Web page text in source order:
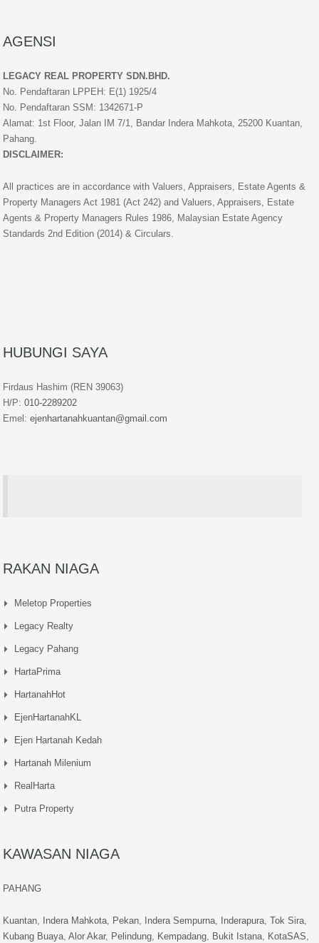
AGENSI
LEGACY REAL PROPERTY SDN.BHD.
No. Pendaftaran LPPEH: E(1) 1925/4
No. Pendaftaran SSM: 1342671-P
Alamat: 1st Floor, Jalan IM 7/1, Bandar Indera Mahkota, 25200 Kuantan,
Pahang.
DISCLAIMER:
All practices are in accordance with Valuers, Appraisers, Estate Agents &
Property Managers Act 1981 (Act 242) and Valuers, Appraisers, Estate
Agents & Property Managers Rules 1986, Malaysian Estate Agency
Standards 2nd Edition (2014) & Circulars.
HUBUNGI SAYA
Firdaus Hashim (REN 39063)
H/P: 010-2289202
Emel: ejenhartanahkuantan@gmail.com
RAKAN NIAGA
Meletop Properties
Legacy Realty
Legacy Pahang
HartaPrima
HartanahHot
EjenHartanahKL
Ejen Hartanah Kedah
Hartanah Milenium
RealHarta
Putra Property
KAWASAN NIAGA
PAHANG
Kuantan, Indera Mahkota, Pekan, Indera Sempurna, Inderapura, Tok Sira,
Kubang Buaya, Alor Akar, Pelindung, Kempadang, Bukit Istana, KotaSAS,